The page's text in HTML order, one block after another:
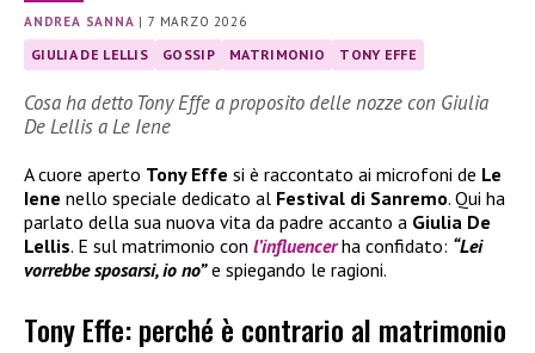
ANDREA SANNA |7 MARZO 2026
GIULIA DE LELLIS GOSSIP MATRIMONIO TONY EFFE
Cosa ha detto Tony Effe a proposito delle nozze con Giulia
De Lellis a Le Iene
A cuore aperto Tony Effe si è raccontato ai microfoni de Le
Iene nello speciale dedicato al Festival di Sanremo. Qui ha
parlato della sua nuova vita da padre accanto a Giulia De
Lellis. E sul matrimonio con l’influencer ha confidato: “Lei
vorrebbe sposarsi, io no”e spiegando le ragioni.
Tony Effe: perché è contrario al matrimonio